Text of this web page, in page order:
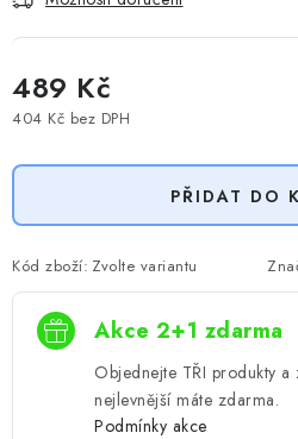
489 Kč
404 Kč bez DPH
PŘIDAT DO
Kód zboží: Zvolte variantu
Akce 2+1 zdarma
Objednejte TŘI produkty a
nejlevnější máte zdarma.
Podmínky akce